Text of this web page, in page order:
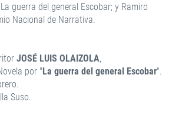
guerra del general Escobar; y Ramiro
Nacional de Narrativa.
JOSÉ LUIS OLAIZOLA,
por "La guerra del general Escobar".
Suso.